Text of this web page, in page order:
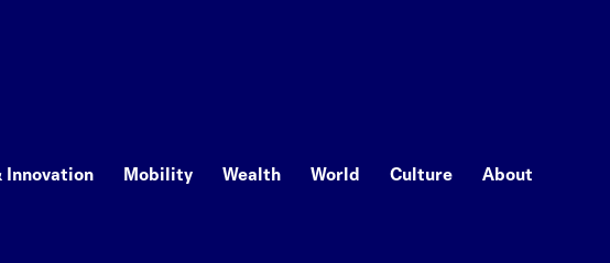
Innovation Mobility Wealth World Culture About